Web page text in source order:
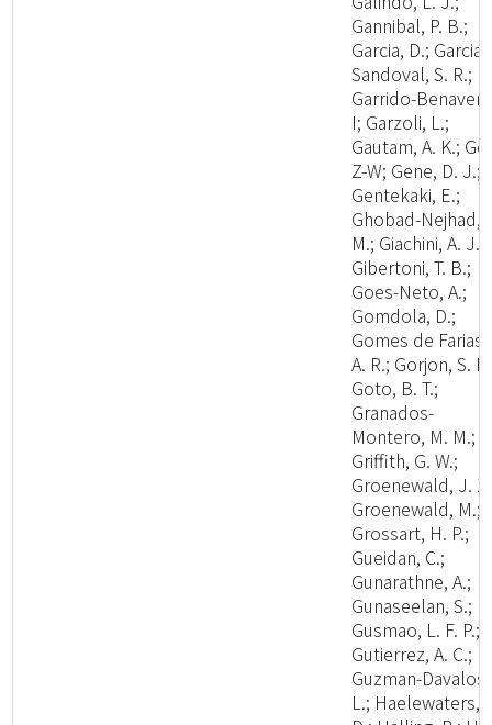
Gannibal, P. B.;
Garcia, D.; Garcia-
Sandoval, S. R.;
Garrido-
I; Garzoli, L.;
Gautam, A. K.; Ge,
Z-W; Gene, D. J.;
Gentekaki, E.;
Ghobad-Nejhad,
M.; Giachini, A. J.;
Gibertoni, T. B.;
Goes-Neto, A.;
Gomdola, D.;
Gomes de Farias,
A. R.; Gorjon, S.
Goto, B. T.;
Granados-
Montero, M. M.;
Griffith, G. W.;
Groenewald, J.
Groenewald, M.;
Grossart, H. P.;
Gueidan, C.;
Gunarathne, A.;
Gunaseelan, S.;
Gusmao, L. F. P.;
Gutierrez, A. C.;
Guzman-Davalos,
L.; Haelewaters,